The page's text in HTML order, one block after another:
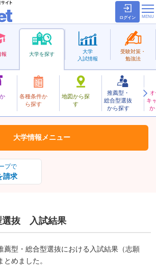
ログイン
報 大学を探す
各種条件か
ら探す
地図から探
す
推薦型・
総合型選抜
から探す
キ
か
大学
入試情報
受験対策・
勉強法
寺大学 お気に入り
プで
請求
大学情報 メニュー
選抜 入試結果
薦型・総合型選抜における入試結果（志願
めました。